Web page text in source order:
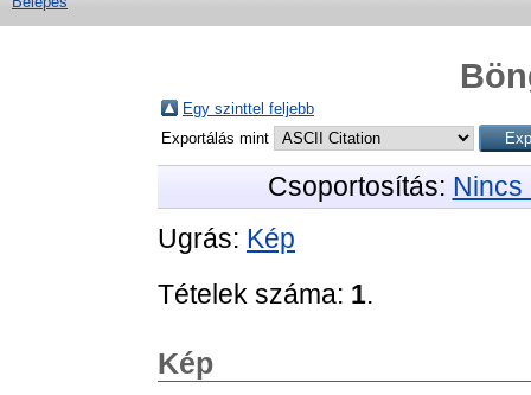
Egy szinttel feljebb
Exportálás mint
Csoportosítás: Nincs
Ugrás: Kép
Tételek száma: 1.
Kép